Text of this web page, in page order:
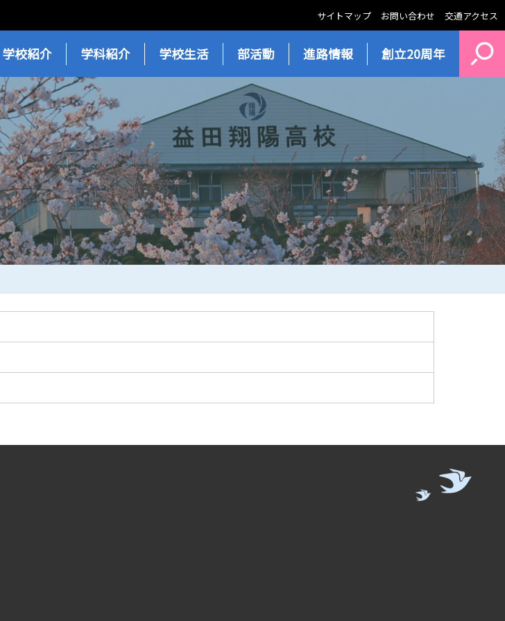
サイトマップ お問い合わせ 交通アクセス
学校紹介 学科紹介 学校生活 部活動 進路情報 創立20周年